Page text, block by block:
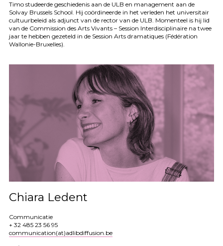
Timo studeerde geschiedenis aan de ULB en management aan de
Solvay Brussels School. Hij coördineerde in het verleden het universitair
cultuurbeleid als adjunct van de rector van de ULB. Momenteel is hij lid
van de Commission des Arts Vivants – Session Interdisciplinaire na twee
jaar te hebben gezeteld in de Session Arts dramatiques (Fédération
Wallonie-Bruxelles).
Chiara Ledent
Communicatie
+ 32 485 23 56 95
communication(at)adlibdiffusion.be